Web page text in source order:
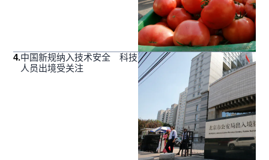
4.中国新规纳入技术安全 科技
人员出境受关注